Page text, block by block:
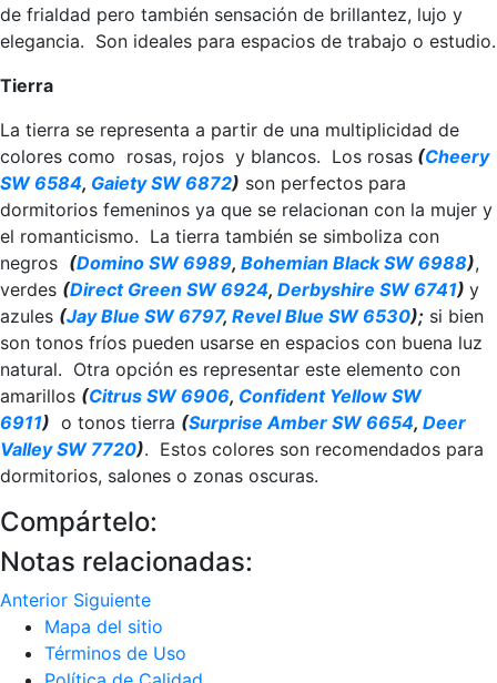
de frialdad pero también sensación de brillantez, lujo y
elegancia. Son ideales para espacios de trabajo o estudio.
Tierra
La tierra se representa a partir de una multiplicidad de
colores como rosas, rojos y blancos. Los rosas (Cheery
SW 6584, Gaiety SW 6872) son perfectos para
dormitorios femeninos ya que se relacionan con la mujer y
el romanticismo. La tierra también se simboliza con
negros (Domino SW 6989, Bohemian Black SW 6988),
verdes (Direct Green SW 6924, Derbyshire SW 6741) y
azules (Jay Blue SW 6797, Revel Blue SW 6530); si bien
son tonos fríos pueden usarse en espacios con buena luz
natural. Otra opción es representar este elemento con
amarillos (Citrus SW 6906, Confident Yellow SW
6911) o tonos tierra (Surprise Amber SW 6654, Deer
Valley SW 7720). Estos colores son recomendados para
dormitorios, salones o zonas oscuras.
Compártelo:
Notas relacionadas:
Anterior Siguiente
Mapa del sitio
Términos de Uso